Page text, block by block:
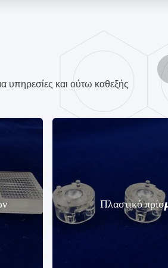
υπηρεσίες και ούτω καθεξής
Πλαστικό πρίσμα